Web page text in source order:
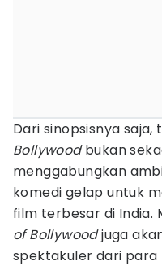
Dari sinopsisnya saja,
Bollywoodbukan
menggabungkan
komedi gelap untuk
film terbesar di India.
of Bollywoodjuga
spektakuler dari para